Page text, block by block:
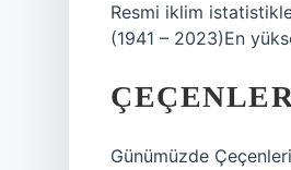
Resmi iklim
(1941 – 2023)En
Günümüzde